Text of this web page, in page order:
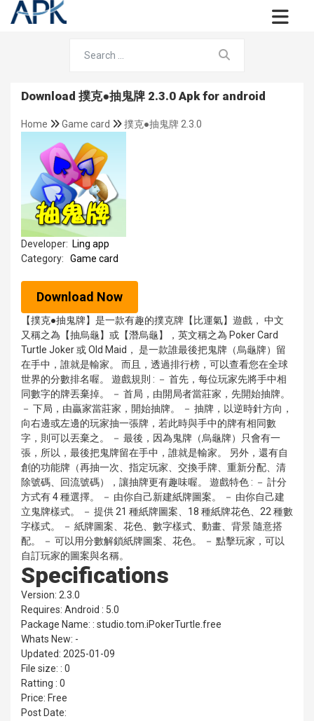
Download 撲克●抽鬼牌 2.3.0 Apk for android
Home Game card 撲克●抽鬼牌 2.3.0
Developer: Ling app
Category:
Game card
Download Now
【撲克●抽鬼牌】是一款有趣的撲克牌【比運氣】遊戲， 中文
又稱之為【抽烏龜】或【潛烏龜】，英文稱之為 Poker Card
Turtle Joker 或 Old Maid， 是一款誰最後把鬼牌（烏龜牌）留
在手中，誰就是輸家。 而且，透過排行榜，可以查看您在全球
世界的分數排名喔。 遊戲規則 : － 首先，每位玩家先將手中相
同數字的牌丟棄掉。 － 首局，由開局者當莊家，先開始抽牌。
－ 下局，由贏家當莊家，開始抽牌。 － 抽牌，以逆時針方向，
向右邊或左邊的玩家抽一張牌，若此時與手中的牌有相同數
字，則可以丟棄之。 － 最後，因為鬼牌（烏龜牌）只會有一
張，所以，最後把鬼牌留在手中，誰就是輸家。 另外，還有自
創的功能牌（再抽一次、指定玩家、交換手牌、重新分配、清
除號碼、回流號碼），讓抽牌更有趣味喔。 遊戲特色 : － 計分
方式有 4 種選擇。 － 由你自己新建紙牌圖案。 － 由你自己建
立鬼牌樣式。 － 提供 21 種紙牌圖案、18 種紙牌花色、22 種數
字樣式。 － 紙牌圖案、花色、數字樣式、動畫、背景 隨意搭
配。 － 可以用分數解鎖紙牌圖案、花色。 － 點擊玩家，可以
自訂玩家的圖案與名稱。
Specifications
Version: 2.3.0
Requires: Android : 5.0
Package Name: : studio.tom.iPokerTurtle.free
Whats New: -
Updated: 2025-01-09
File size: : 0
Ratting : 0
Price: Free
Post Date: